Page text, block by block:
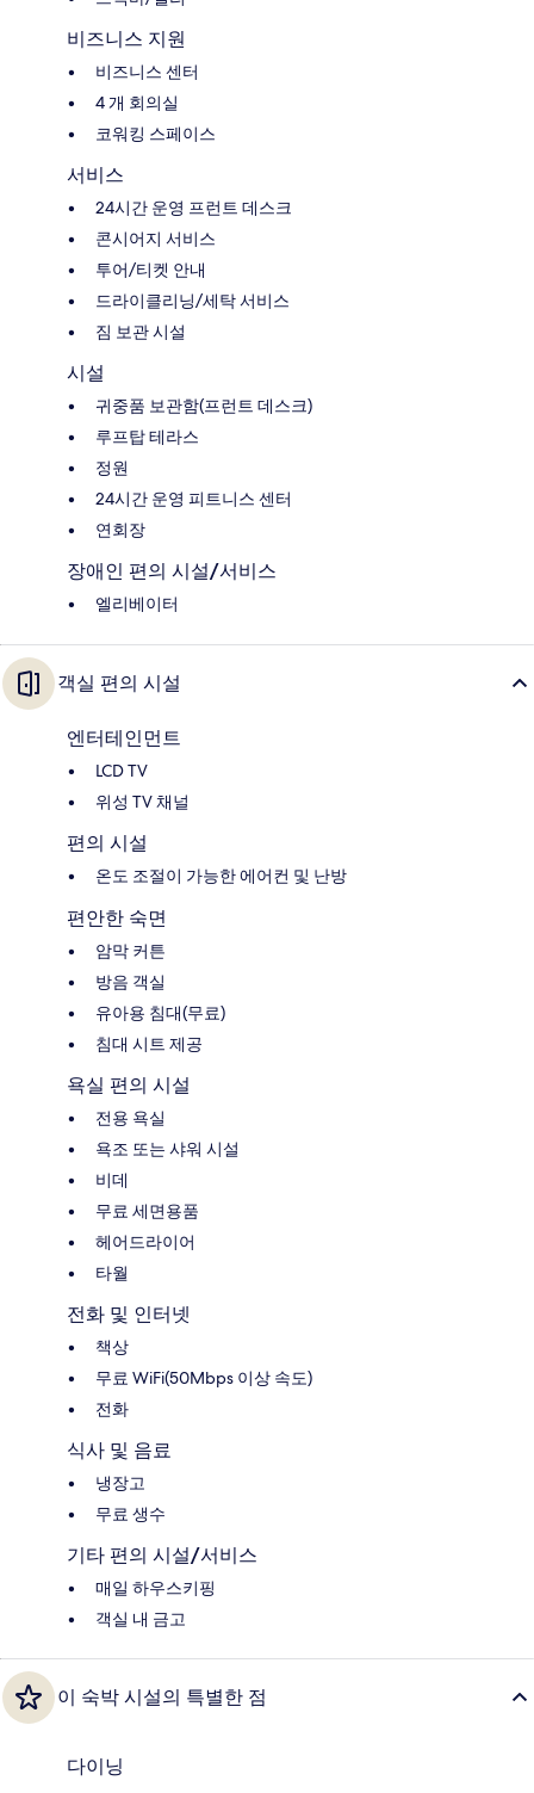
비즈니스 지원
비즈니스 센터
4 개 회의실
코워킹 스페이스
서비스
24시간 운영 프런트 데스크
콘시어지 서비스
투어/티켓 안내
드라이클리닝/세탁 서비스
짐 보관 시설
시설
귀중품 보관함(프런트 데스크)
루프탑 테라스
정원
24시간 운영 피트니스 센터
연회장
장애인 편의 시설/서비스
엘리베이터
객실 편의 시설
엔터테인먼트
LCD TV
위성 TV 채널
편의 시설
온도 조절이 가능한 에어컨 및 난방
편안한 숙면
암막 커튼
방음 객실
유아용 침대(무료)
침대 시트 제공
욕실 편의 시설
전용 욕실
욕조 또는 샤워 시설
비데
무료 세면용품
헤어드라이어
타월
전화 및 인터넷
책상
무료 WiFi(50Mbps 이상 속도)
전화
식사 및 음료
냉장고
무료 생수
기타 편의 시설/서비스
매일 하우스키핑
객실 내 금고
이 숙박 시설의 특별한 점
다이닝